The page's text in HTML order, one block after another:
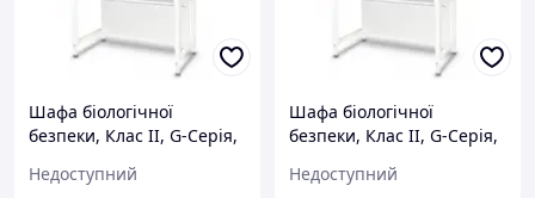
Шафа біологічної
безпеки, Клас II, G-Серія,
Недоступний
Шафа біологічної
безпеки, Клас II, G-Серія,
Недоступний